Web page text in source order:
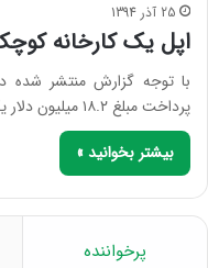
25 آذر 1394
اپل یک کارخانه
با توجه گزارش منتشر شده
پرداخت مبلغ ۱۸.۲ میلیون دلار یک…
بیشتر بخوانید »
پرخواننده